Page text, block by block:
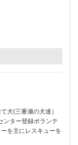
犬(三番瀬の犬達）
ンター登録ボランテ
を主にレスキューを